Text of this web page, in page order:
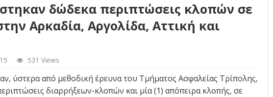
δώδεκα περιπτώσεις κλοπών σε
Αρκαδία, Αργολίδα, Αττική και
531 Views
ύστερα από μεθοδική έρευνα του Τμήματος Ασφαλείας Τρίπολης,
διαρρήξεων-κλοπών και μία (1) απόπειρα κλοπής, σε